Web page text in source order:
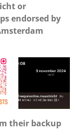
or
endorsed by
their backup